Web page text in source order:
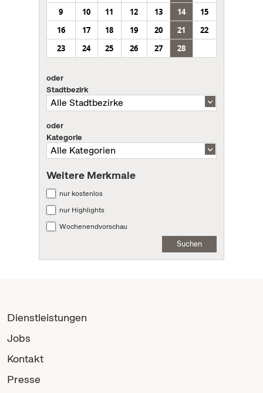
9
10 11 12 13 14
15
16
17 18 19 20 21
22
23
24 25 26 27 28
oder
Stadtbezirk
oder
Kategorie
Weitere Merkmale
nur kostenlos
nur Highlights
Wochenendvorschau
Suchen
Dienstleistungen
Jobs
Kontakt
Presse